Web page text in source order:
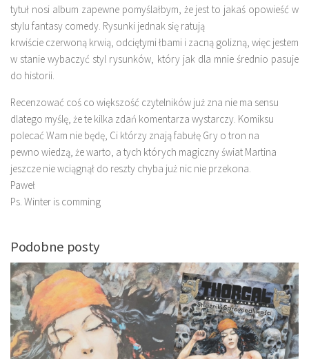
tytuł nosi album zapewne pomyślałbym, że jest to jakaś opowieść w
stylu fantasy comedy. Rysunki jednak się ratują
krwiście czerwoną krwią, odciętymi łbami i zacną golizną, więc jestem
w stanie wybaczyć styl rysunków, który jak dla mnie średnio pasuje
do historii.
Recenzować coś co większość czytelników już zna nie ma sensu
dlatego myślę, że te kilka zdań komentarza wystarczy. Komiksu
polecać Wam nie będę, Ci którzy znają fabułę Gry o tron na
pewno wiedzą, że warto, a tych których magiczny świat Martina
jeszcze nie wciągnął do reszty chyba już nic nie przekona.
Paweł
Ps. Winter is comming
Podobne posty